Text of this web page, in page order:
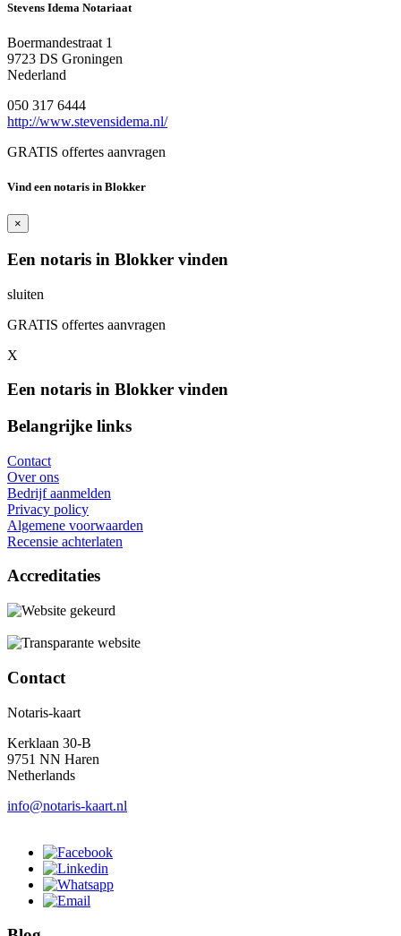
Stevens Idema Notariaat
Boermandestraat 1
9723 DS Groningen
Nederland
050 317 6444
http://www.stevensidema.nl/
GRATIS offertes aanvragen
Vind een notaris in Blokker
×
Een notaris in Blokker vinden
sluiten
GRATIS offertes aanvragen
X
Een notaris in Blokker vinden
Belangrijke links
Contact
Over ons
Bedrijf aanmelden
Privacy policy
Algemene voorwaarden
Recensie achterlaten
Accreditaties
Contact
Notaris-kaart
Kerklaan 30-B
9751 NN Haren
Netherlands
info@notaris-kaart.nl